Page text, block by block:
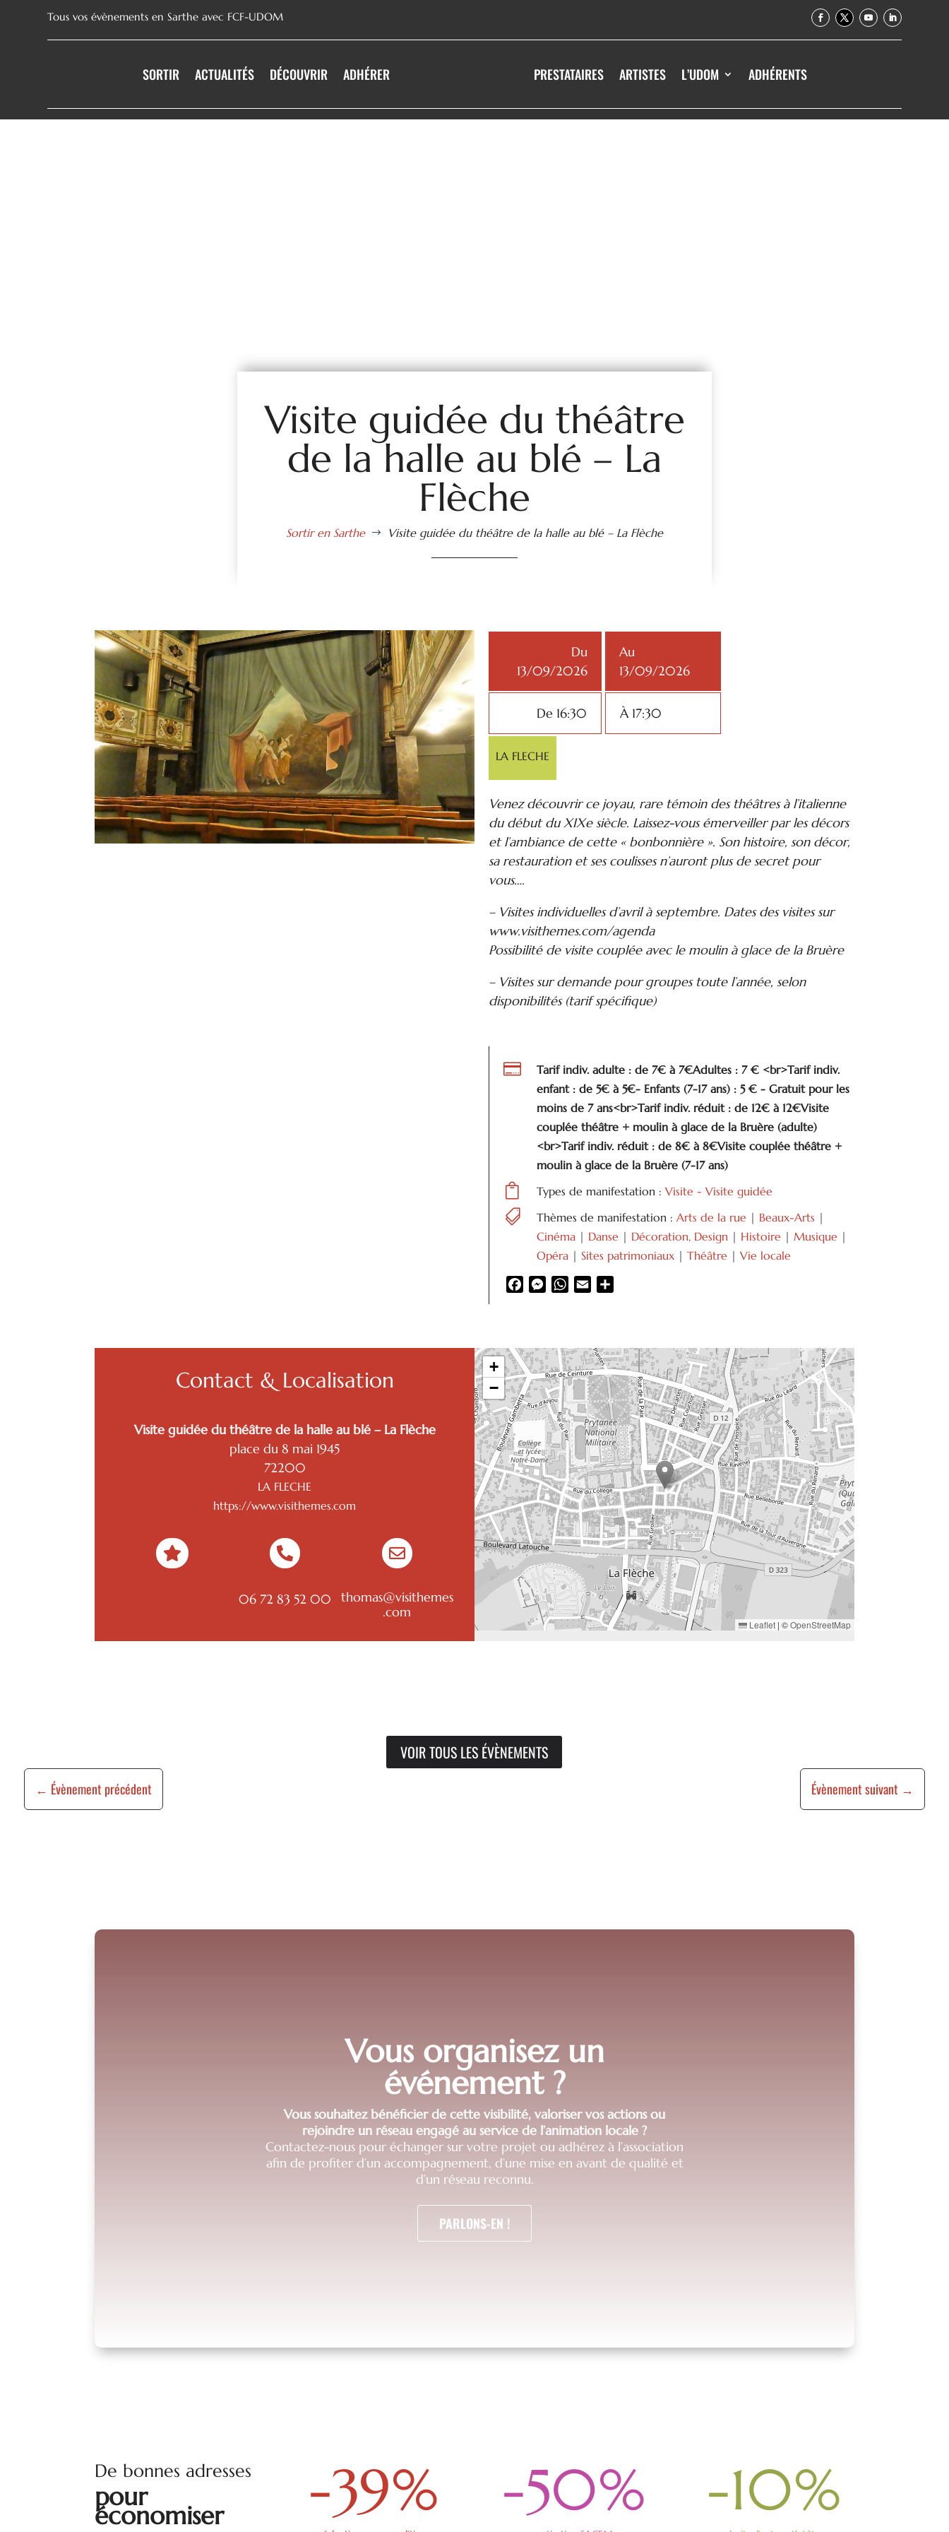
Tous vos évènements en Sarthe avec FCF-UDOM
SORTIR ACTUALITÉS DÉCOUVRIR ADHÉRER PRESTATAIRES ARTISTES L’UDOM ADHÉRENTS
Visite guidée du théâtre
de la halle au blé – La
Flèche
Sortir en Sarthe $ Visite guidée du théâtre de la halle au blé – La Flèche
Du
13/09/2026
Au
13/09/2026
De 16:30 À 17:30
LA FLECHE
Venez découvrir ce joyau, rare témoin des théâtres à l’italienne
du début du XIXe siècle. Laissez-vous émerveiller par les décors
et l’ambiance de cette « bonbonnière ». Son histoire, son décor,
sa restauration et ses coulisses n’auront plus de secret pour
vous….
– Visites individuelles d’avril à septembre. Dates des visites sur
www.visithemes.com/agenda
Possibilité de visite couplée avec le moulin à glace de la Bruère
– Visites sur demande pour groupes toute l’année, selon
disponibilités (tarif spécifique)

Tarif indiv. adulte : de 7€ à 7€Adultes : 7 € <br>Tarif indiv.
enfant : de 5€ à 5€- Enfants (7-17 ans) : 5 € - Gratuit pour les
moins de 7 ans<br>Tarif indiv. réduit : de 12€ à 12€Visite
couplée théâtre + moulin à glace de la Bruère (adulte)
<br>Tarif indiv. réduit : de 8€ à 8€Visite couplée théâtre +
moulin à glace de la Bruère (7-17 ans)
 Types de manifestation :Visite - Visite guidée
 Thèmes de manifestation :Arts de la rue | Beaux-Arts |
Cinéma | Danse | Décoration, Design | Histoire |Musique |
Opéra | Sites patrimoniaux |Théâtre |Vie locale
FacebookMessenger
WhatsApp
Email
Contact & Localisation
Visite guidée du théâtre de la halle au blé – La Flèche
place du 8 mai 1945
72200
LA FLECHE
https://www.visithemes.com
 
06 72 83 52 00

thomas@visithemes
.com
+
−
Leaflet | ©OpenStreetMap
VOIR TOUS LES ÉVÈNEMENTS
← Évènement précédent Évènement suivant →
Vous organisez un
événement ?
Vous souhaitez bénéficier de cette visibilité, valoriser vos actions ou
rejoindre un réseau engagé au service de l’animation locale ?
Contactez-nous pour échanger sur votre projet ou adhérez à l’association
afin de profiter d’un accompagnement, d’une mise en avant de qualité et
d’un réseau reconnu.
PARLONS-EN !
De bonnes adresses
pour
économiser -39% -50% -10%